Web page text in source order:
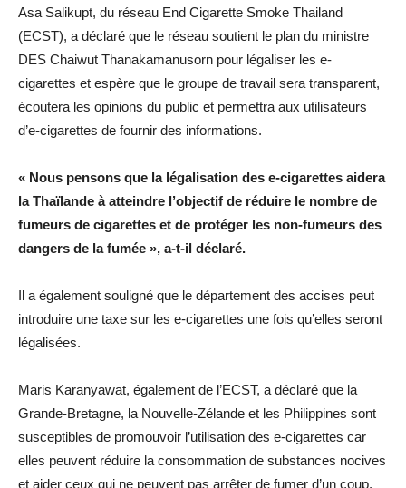
Asa Salikupt, du réseau End Cigarette Smoke Thailand
(ECST), a déclaré que le réseau soutient le plan du ministre
DES Chaiwut Thanakamanusorn pour légaliser les e-
cigarettes et espère que le groupe de travail sera transparent,
écoutera les opinions du public et permettra aux utilisateurs
d’e-cigarettes de fournir des informations.
« Nous pensons que la légalisation des e-cigarettes aidera
la Thaïlande à atteindre l’objectif de réduire le nombre de
fumeurs de cigarettes et de protéger les non-fumeurs des
dangers de la fumée », a-t-il déclaré.
Il a également souligné que le département des accises peut
introduire une taxe sur les e-cigarettes une fois qu’elles seront
légalisées.
Maris Karanyawat, également de l’ECST, a déclaré que la
Grande-Bretagne, la Nouvelle-Zélande et les Philippines sont
susceptibles de promouvoir l’utilisation des e-cigarettes car
elles peuvent réduire la consommation de substances nocives
et aider ceux qui ne peuvent pas arrêter de fumer d’un coup.